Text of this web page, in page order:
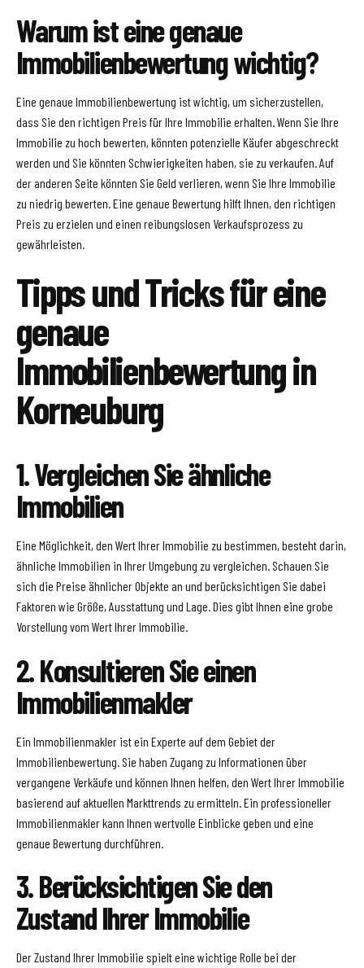
Warum ist eine genaue
Immobilienbewertung wichtig?
Eine genaue Immobilienbewertung ist wichtig, um sicherzustellen,
dass Sie den richtigen Preis für Ihre Immobilie erhalten. Wenn Sie Ihre
Immobilie zu hoch bewerten, könnten potenzielle Käufer abgeschreckt
werden und Sie könnten Schwierigkeiten haben, sie zu verkaufen. Auf
der anderen Seite könnten Sie Geld verlieren, wenn Sie Ihre Immobilie
zu niedrig bewerten. Eine genaue Bewertung hilft Ihnen, den richtigen
Preis zu erzielen und einen reibungslosen Verkaufsprozess zu
gewährleisten.
Tipps und Tricks für eine
genaue
Immobilienbewertung in
Korneuburg
1. Vergleichen Sie ähnliche
Immobilien
Eine Möglichkeit, den Wert Ihrer Immobilie zu bestimmen, besteht darin,
ähnliche Immobilien in Ihrer Umgebung zu vergleichen. Schauen Sie
sich die Preise ähnlicher Objekte an und berücksichtigen Sie dabei
Faktoren wie Größe, Ausstattung und Lage. Dies gibt Ihnen eine grobe
Vorstellung vom Wert Ihrer Immobilie.
2. Konsultieren Sie einen
Immobilienmakler
Ein Immobilienmakler ist ein Experte auf dem Gebiet der
Immobilienbewertung. Sie haben Zugang zu Informationen über
vergangene Verkäufe und können Ihnen helfen, den Wert Ihrer Immobilie
basierend auf aktuellen Markttrends zu ermitteln. Ein professioneller
Immobilienmakler kann Ihnen wertvolle Einblicke geben und eine
genaue Bewertung durchführen.
3. Berücksichtigen Sie den
Zustand Ihrer Immobilie
Der Zustand Ihrer Immobilie spielt eine wichtige Rolle bei der